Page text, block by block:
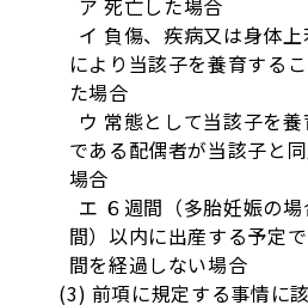
ア 死亡した場合
イ 負傷、疾病又は身体上
により当該子を養育する
た場合
ウ 常態として当該子を養
である配偶者が当該子と
場合
エ ６週間（多胎妊娠の場
間）以内に出産する予定
間を経過しない場合
(3) 前項に規定する事情に